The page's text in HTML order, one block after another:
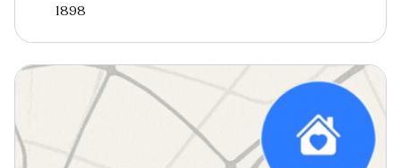
1898